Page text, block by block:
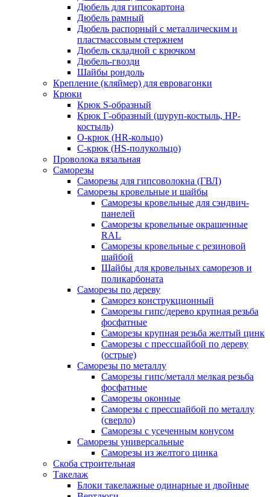
Дюбель для гипсокартона
Дюбель рамный
Дюбель распорный с металлическим и
пластмассовым стержнем
Дюбель складной с крючком
Дюбель-гвозди
Шайбы рондоль
Крепление (кляймер) для евровагонки
Крюки
Крюк S-образный
Крюк Г-образный (шуруп-костыль, НР-
костыль)
О-крюк (HR-кольцо)
С-крюк (HS-полукольцо)
Проволока вязальная
Саморезы
Саморезы для гипсоволокна (ГВЛ)
Саморезы кровельные и шайбы
Саморезы кровельные для сэндвич-
панелей
Саморезы кровельные окрашенные
RAL
Саморезы кровельные с резиновой
шайбой
Шайбы для кровельных саморезов и
поликарбоната
Саморезы по дереву
Саморез конструкционный
Саморезы гипс/дерево крупная резьба
фосфатные
Саморезы крупная резьба желтый цинк
Саморезы с прессшайбой по дереву
(острые)
Саморезы по металлу
Саморезы гипс/металл мелкая резьба
фосфатные
Саморезы оконные
Саморезы с прессшайбой по металлу
(сверло)
Саморезы с усеченным конусом
Саморезы универсальные
Саморезы из желтого цинка
Скоба строительная
Такелаж
Блоки такелажные одинарные и двойные